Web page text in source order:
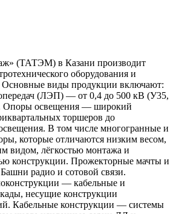
(ТАТЭМ) в Казани производит
оборудования и
Основные виды продукции включают:
(ЛЭП) — от 0,4 до 500 кВ (У35,
Опоры освещения — широкий
торшеров до
В том числе многогранные и
которые отличаются низким весом,
видом, лёгкостью монтажа и
конструкции. Прожекторные мачты и
радио и сотовой связи.
— кабельные и
несущие конструкции
Кабельные конструкции — системы